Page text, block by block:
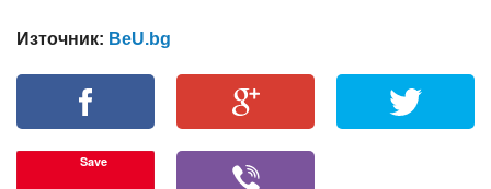
Източник: BeU.bg
Save